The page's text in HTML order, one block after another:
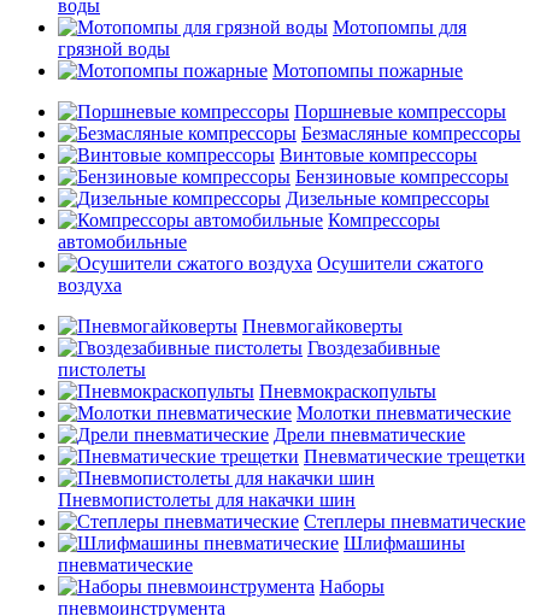
воды
Мотопомпы для
грязной воды
Мотопомпы пожарные
Поршневые компрессоры
Безмасляные компрессоры
Винтовые компрессоры
Бензиновые компрессоры
Дизельные компрессоры
Компрессоры
автомобильные
Осушители сжатого
воздуха
Пневмогайковерты
Гвоздезабивные
пистолеты
Пневмокраскопульты
Молотки пневматические
Дрели пневматические
Пневматические трещетки
Пневмопистолеты для накачки шин
Степлеры пневматические
Шлифмашины
пневматические
Наборы
пневмоинструмента